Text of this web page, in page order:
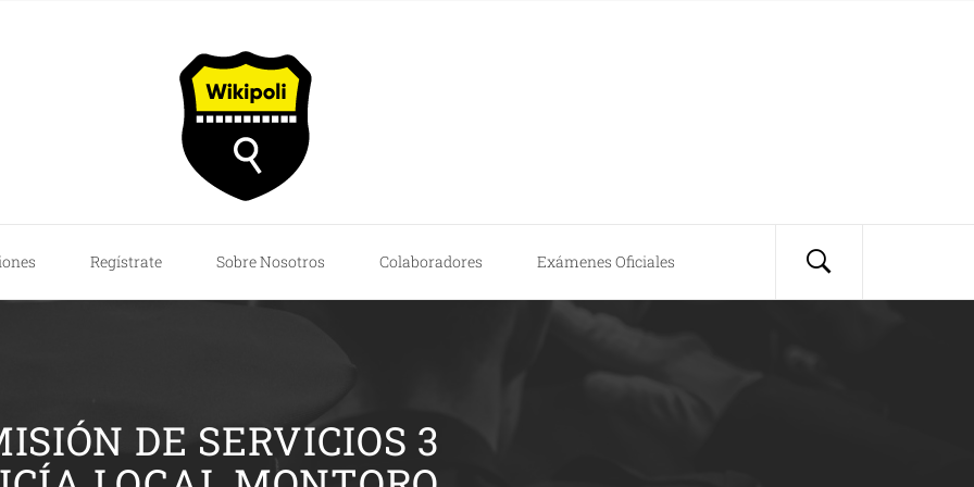
Regístrate Sobre Nosotros Colaboradores Exámenes Oficiales
DE SERVICIOS 3